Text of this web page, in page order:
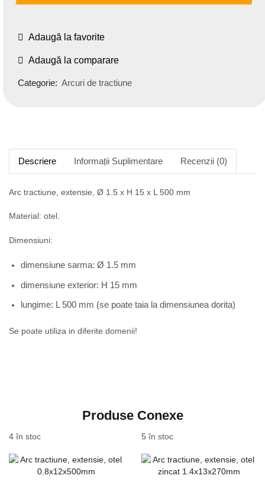
Adaugă la favorite
Adaugă la comparare
Categorie: Arcuri de tractiune
Descriere Informații Suplimentare Recenzii (0)
Arc tractiune, extensie, Ø 1.5 x H 15 x L 500 mm
Material: otel.
Dimensiuni:
dimensiune sarma: Ø 1.5 mm
dimensiune exterior: H 15 mm
lungime: L 500 mm (se poate taia la dimensiunea dorita)
Se poate utiliza in diferite domenii!
Produse Conexe
4 în stoc 5 în stoc